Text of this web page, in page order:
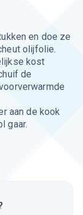
en doe ze
olijfolie.
kost
de
aan de kook
gaar.